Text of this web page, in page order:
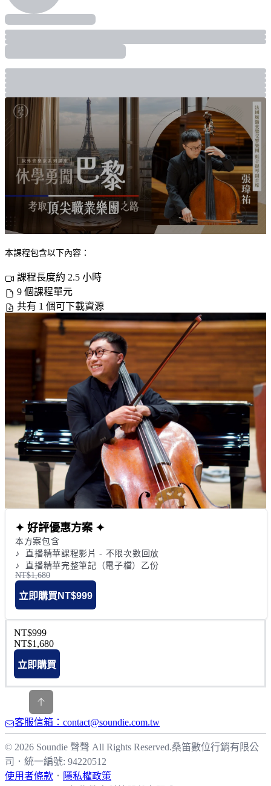
本課程包含以下內容：
課程長度約 2.5 小時
9 個課程單元
共有 1 個可下載資源
✦ 好評優惠方案 ✦
本方案包含
♪  直播精華課程影片 - 不限次數回放
♪  直播精華完整筆記（電子檔）乙份
NT$1,680
立即購買 NT$999
NT$999
NT$1,680
立即購買
客服信箱：contact@soundie.com.tw
© 2026 Soundie 聲聲 All Rights Reserved.桑笛數位行銷有限公
司
． 統一編號: 94220512
使用者條款 ． 隱私權政策